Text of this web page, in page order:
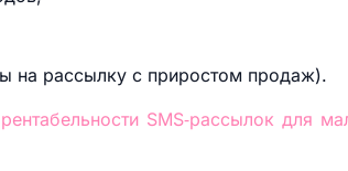
на рассылку с приростом продаж).
рентабельности SMS‑рассылок для